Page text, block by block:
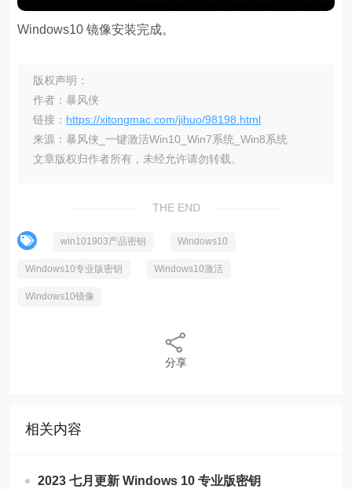
Windows10 镜像安装完成。
版权声明：
作者：暴风侠
链接： https://xitongmac.com/jihuo/98198.html
来源：暴风侠_一键激活Win10_Win7系统_Win8系统
文章版权归作者所有，未经允许请勿转载。
THE END
win101903产品密钥 Windows10
Windows10专业版密钥 Windows10激活
Windows10镜像
分享
相关内容
2023 七月更新 Windows 10 专业版密钥